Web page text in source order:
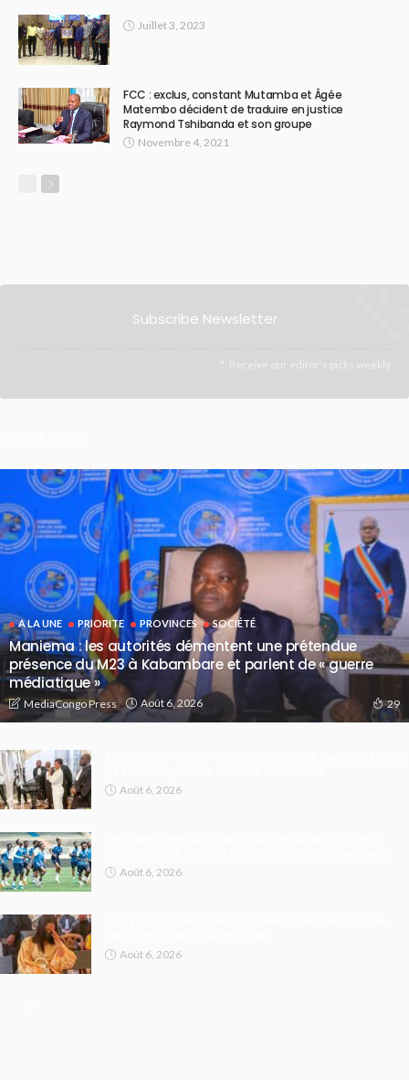
Juillet 3, 2023
FCC : exclus, constant Mutamba et Âgée
Matembo décident de traduire en justice
Raymond Tshibanda et son groupe
Novembre 4, 2021
Subscribe Newsletter
Receive our editor's picks weekly
A LA UNE PRIORITE PROVINCES SOCIÉTÉ
Maniema : les autorités démentent une prétendue
présence du M23 à Kabambare et parlent de « guerre
médiatique »
MediaCongo Press Août 6, 2026 29
Août 6, 2026
Août 6, 2026
Août 6, 2026